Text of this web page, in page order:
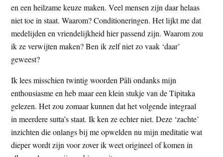
en een heilzame keuze maken. Veel mensen zijn daar helaas
niet toe in staat. Waarom? Conditioneringen. Het lijkt me dat
medelijden en vriendelijkheid hier passend zijn. Waarom zou
ik ze verwijten maken? Ben ik zelf niet zo vaak ‘daar’
geweest?
Ik lees misschien twintig woorden Pāli ondanks mijn
enthousiasme en heb maar een klein stukje van de Tipitaka
gelezen. Het zou zomaar kunnen dat het volgende integraal
in meerdere sutta’s staat. Ik ken ze echter niet. Deze ‘zachte’
inzichten die onlangs bij me opwelden nu mijn meditatie wat
dieper wordt zijn voor zover ik weet origineel of komen in